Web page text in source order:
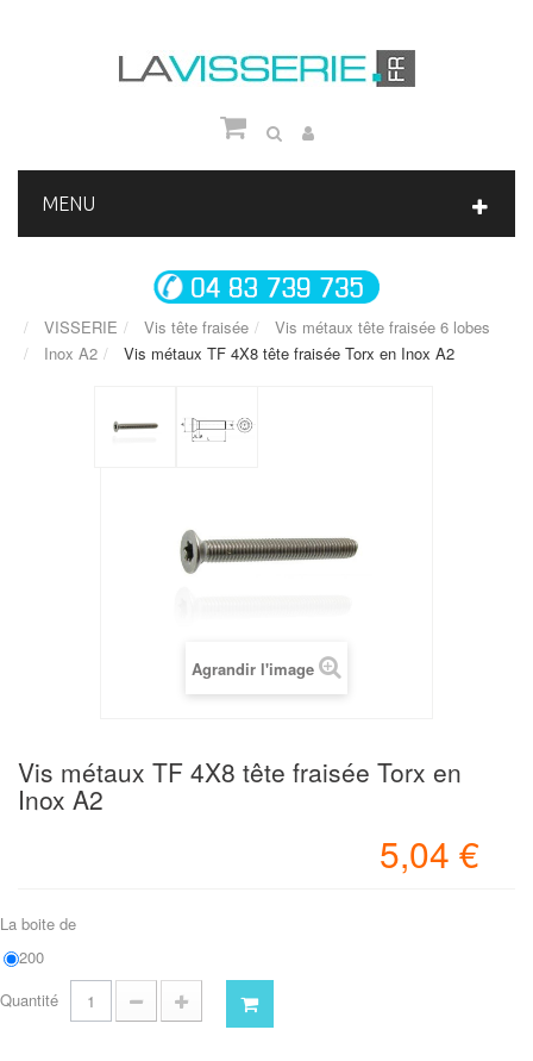
MENU
VISSERIE Vis tête fraisée
Vis métaux tête fraisée 6 lobes
Inox A2
Vis métaux TF 4X8 tête fraisée Torx en Inox A2
Agrandir l'image
Vis métaux TF 4X8 tête fraisée Torx en
Inox A2
5,04 €
La boite de
200
Quantité